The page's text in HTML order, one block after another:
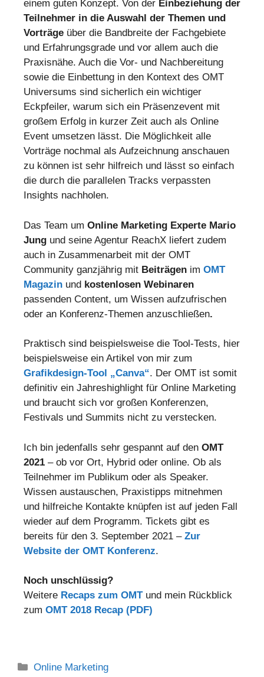
einem guten Konzept. Von der Einbeziehung der
Teilnehmer in die Auswahl der Themen und
Vorträge über die Bandbreite der Fachgebiete
und Erfahrungsgrade und vor allem auch die
Praxisnähe. Auch die Vor- und Nachbereitung
sowie die Einbettung in den Kontext des OMT
Universums sind sicherlich ein wichtiger
Eckpfeiler, warum sich ein Präsenzevent mit
großem Erfolg in kurzer Zeit auch als Online
Event umsetzen lässt. Die Möglichkeit alle
Vorträge nochmal als Aufzeichnung anschauen
zu können ist sehr hilfreich und lässt so einfach
die durch die parallelen Tracks verpassten
Insights nachholen.
Das Team um Online Marketing Experte Mario
Jung und seine Agentur ReachX liefert zudem
auch in Zusammenarbeit mit der OMT
Community ganzjährig mit Beiträgen im OMT
Magazin und kostenlosen Webinaren
passenden Content, um Wissen aufzufrischen
oder an Konferenz-Themen anzuschließen.
Praktisch sind beispielsweise die Tool-Tests, hier
beispielsweise ein Artikel von mir zum
Grafikdesign-Tool „Canva“. Der OMT ist somit
definitiv ein Jahreshighlight für Online Marketing
und braucht sich vor großen Konferenzen,
Festivals und Summits nicht zu verstecken.
Ich bin jedenfalls sehr gespannt auf den OMT
2021 – ob vor Ort, Hybrid oder online. Ob als
Teilnehmer im Publikum oder als Speaker.
Wissen austauschen, Praxistipps mitnehmen
und hilfreiche Kontakte knüpfen ist auf jeden Fall
wieder auf dem Programm. Tickets gibt es
bereits für den 3. September 2021 – Zur
Website der OMT Konferenz.
Noch unschlüssig?
Weitere Recaps zum OMTund mein Rückblick
zum OMT 2018 Recap (PDF)
Online Marketing